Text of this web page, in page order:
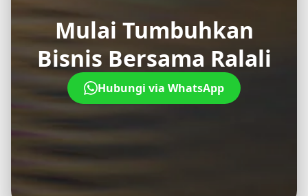
Mulai Tumbuhkan
Bisnis Bersama Ralali
Hubungi via WhatsApp